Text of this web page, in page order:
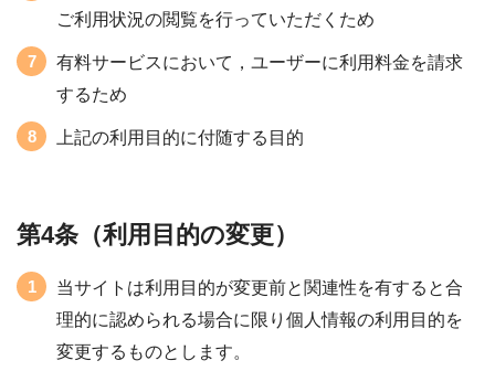
ご利用状況の閲覧を行っていただくため
有料サービスにおいて，ユーザーに利用料金を請求
するため
上記の利用目的に付随する目的
第4条（利用目的の変更）
当サイトは利用目的が変更前と関連性を有すると合
理的に認められる場合に限り個人情報の利用目的を
変更するものとします。